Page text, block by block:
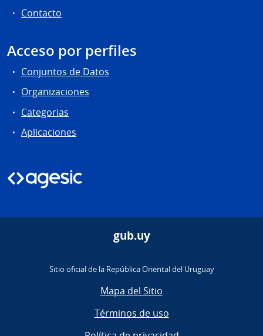
Contacto
Acceso por perfiles
Conjuntos de Datos
Organizaciones
Categorias
Aplicaciones
gub.uy
Sitio oficial de la República Oriental del Uruguay
Mapa del Sitio
Términos de uso